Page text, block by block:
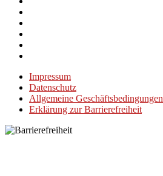
Impressum
Datenschutz
Allgemeine Geschäftsbedingungen
Erklärung zur Barrierefreiheit